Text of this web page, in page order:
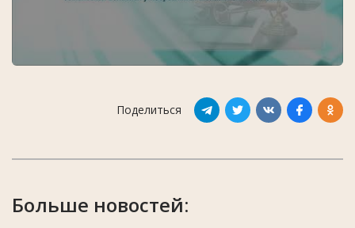
Поделиться
Больше новостей: